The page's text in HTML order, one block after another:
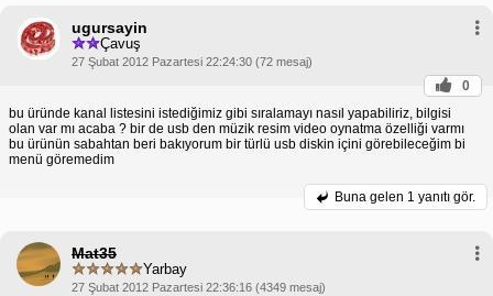
ugursayin
Çavuş
27 Şubat 2012 Pazartesi 22:24:30 (72 mesaj)
0
bu üründe kanal listesini istediğimiz gibi sıralamayı nasıl yapabiliriz, bilgisi
olan var mı acaba ? bir de usb den müzik resim video oynatma özelliği varmı
bu ürünün sabahtan beri bakıyorum bir türlü usb diskin içini görebileceğim bi
menü göremedim
Buna gelen 1 yanıtı gör.
Mat35
Yarbay
27 Şubat 2012 Pazartesi 22:36:16 (4349 mesaj)